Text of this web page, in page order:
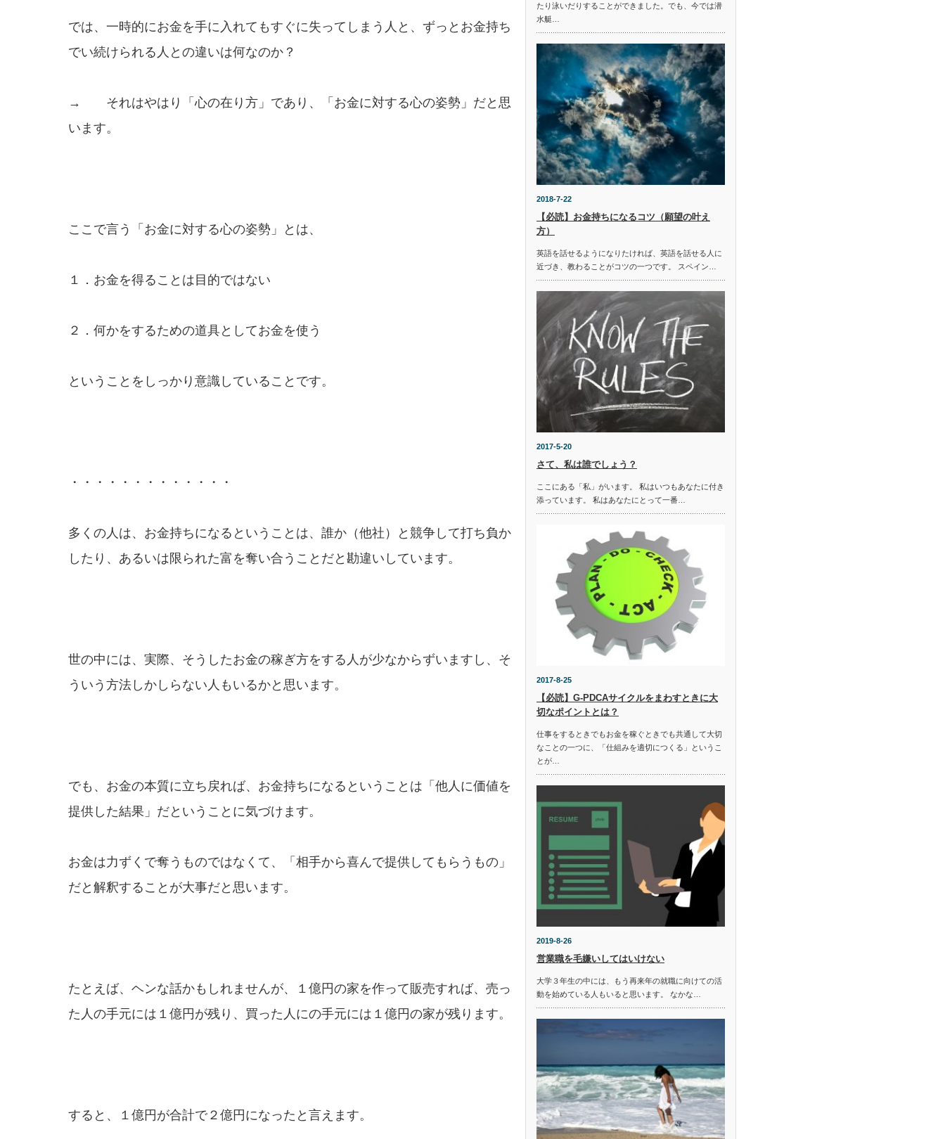
では、一時的にお金を手に入れてもすぐに失ってしまう人と、ずっとお金持ち
でい続けられる人との違いは何なのか？
→ それはやはり「心の在り方」であり、「お金に対する心の姿勢」だと思
います。
ここで言う「お金に対する心の姿勢」とは、
１．お金を得ることは目的ではない
２．何かをするための道具としてお金を使う
ということをしっかり意識していることです。
・・・・・・・・・・・・・
多くの人は、お金持ちになるということは、誰か（他社）と競争して打ち負か
したり、あるいは限られた富を奪い合うことだと勘違いしています。
世の中には、実際、そうしたお金の稼ぎ方をする人が少なからずいますし、そ
ういう方法しかしらない人もいるかと思います。
でも、お金の本質に立ち戻れば、お金持ちになるということは「他人に価値を
提供した結果」だということに気づけます。
お金は力ずくで奪うものではなくて、「相手から喜んで提供してもらうもの」
だと解釈することが大事だと思います。
たとえば、ヘンな話かもしれませんが、１億円の家を作って販売すれば、売っ
た人の手元には１億円が残り、買った人にの手元には１億円の家が残ります。
すると、１億円が合計で２億円になったと言えます。
たり泳いだりすることができました。でも、今では潜
水艇…
2018-7-22
【必読】お金持ちになるコツ（願望の叶え
方）
英語を話せるようになりたければ、英語を話せる人に
近づき、教わることがコツの一つです。 スペイン…
2017-5-20
さて、私は誰でしょう？
ここにある「私」がいます。 私はいつもあなたに付き
添っています。 私はあなたにとって一番…
2017-8-25
【必読】G-PDCAサイクルをまわすときに大
切なポイントとは？
仕事をするときでもお金を稼ぐときでも共通して大切
なことの一つに、「仕組みを適切につくる」というこ
とが…
2019-8-26
営業職を毛嫌いしてはいけない
大学３年生の中には、もう再来年の就職に向けての活
動を始めている人もいると思います。 なかな…